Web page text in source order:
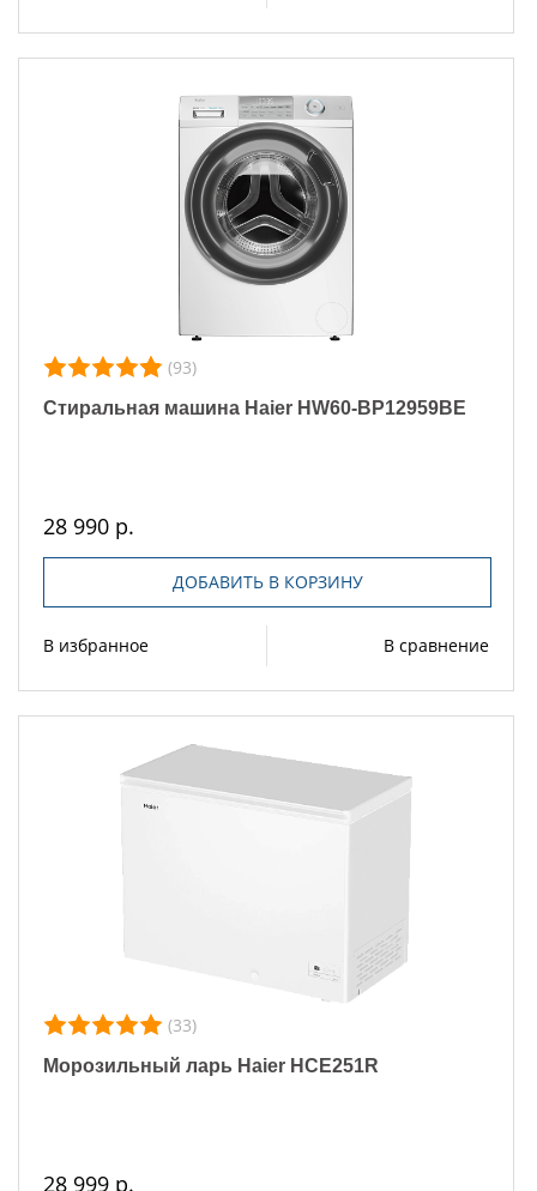
(93)
Стиральная машина Haier HW60-BP12959BE
28 990 р.
ДОБАВИТЬ В КОРЗИНУ
В избранное В сравнение
(33)
Морозильный ларь Haier HCE251R
28 999 р.